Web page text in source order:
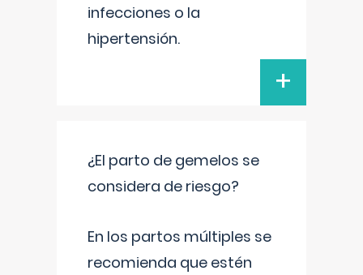
infecciones o la
hipertensión.
+
¿El parto de gemelos se
considera de riesgo?
En los partos múltiples se
recomienda que estén